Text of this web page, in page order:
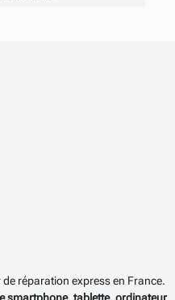
de réparation express en France.